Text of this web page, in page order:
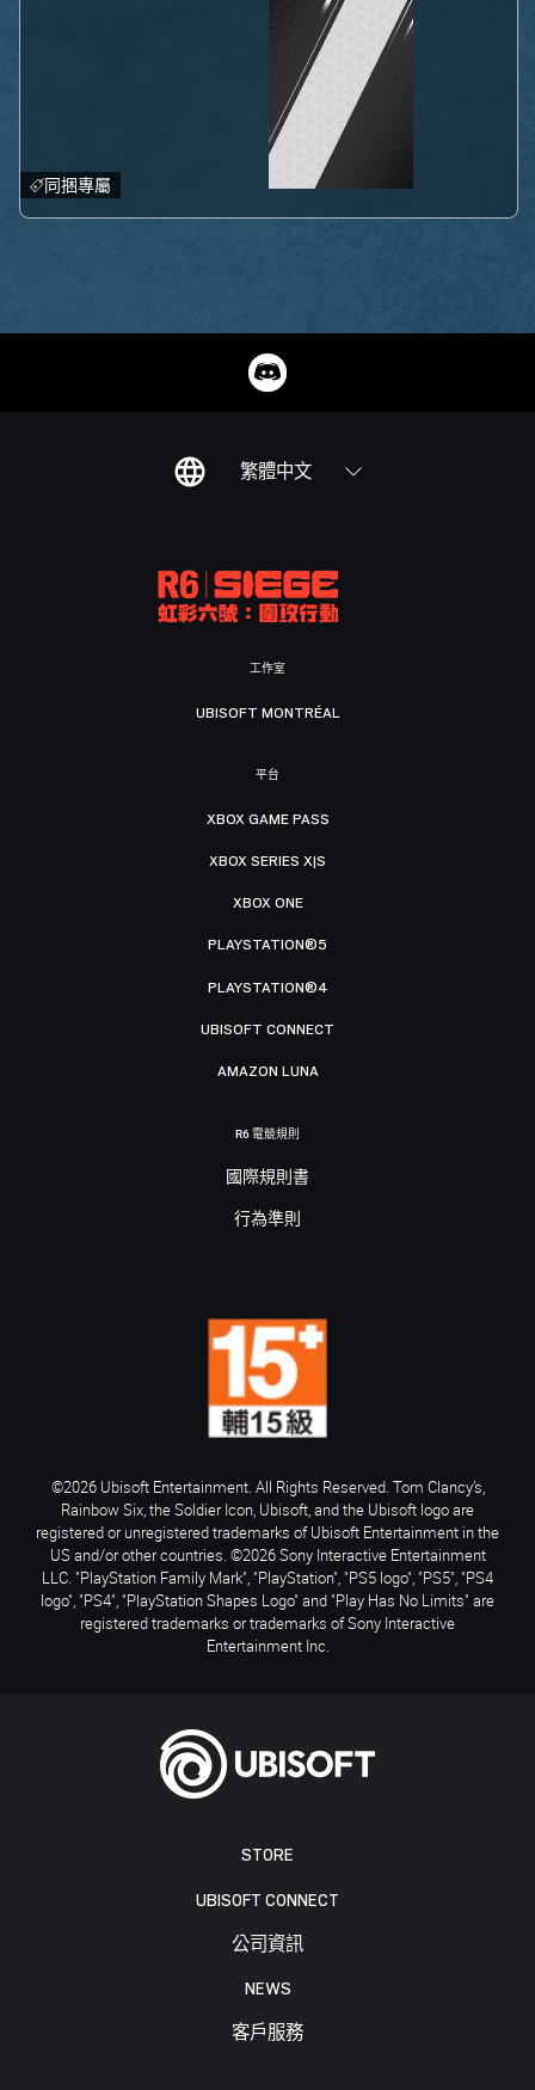
同捆專屬
繁體中文
STORE
UBISOFT CONNECT
公司資訊
NEWS
客戶服務
工作室
UBISOFT MONTRÉAL
平台
XBOX GAME PASS
XBOX SERIES X|S
XBOX ONE
PLAYSTATION®5
PLAYSTATION®4
UBISOFT CONNECT
AMAZON LUNA
R6 電競規則
國際規則書
行為準則
©2026 Ubisoft Entertainment. All Rights Reserved. Tom Clancy’s,
Rainbow Six, the Soldier Icon, Ubisoft, and the Ubisoft logo are
registered or unregistered trademarks of Ubisoft Entertainment in the
US and/or other countries. ©2026 Sony Interactive Entertainment
LLC. "PlayStation Family Mark", "PlayStation", "PS5 logo", "PS5", "PS4
logo", "PS4", "PlayStation Shapes Logo" and "Play Has No Limits" are
registered trademarks or trademarks of Sony Interactive
Entertainment Inc.